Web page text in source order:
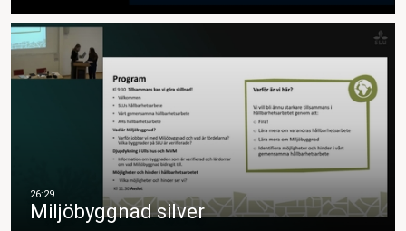
Miljöbyggnad silver